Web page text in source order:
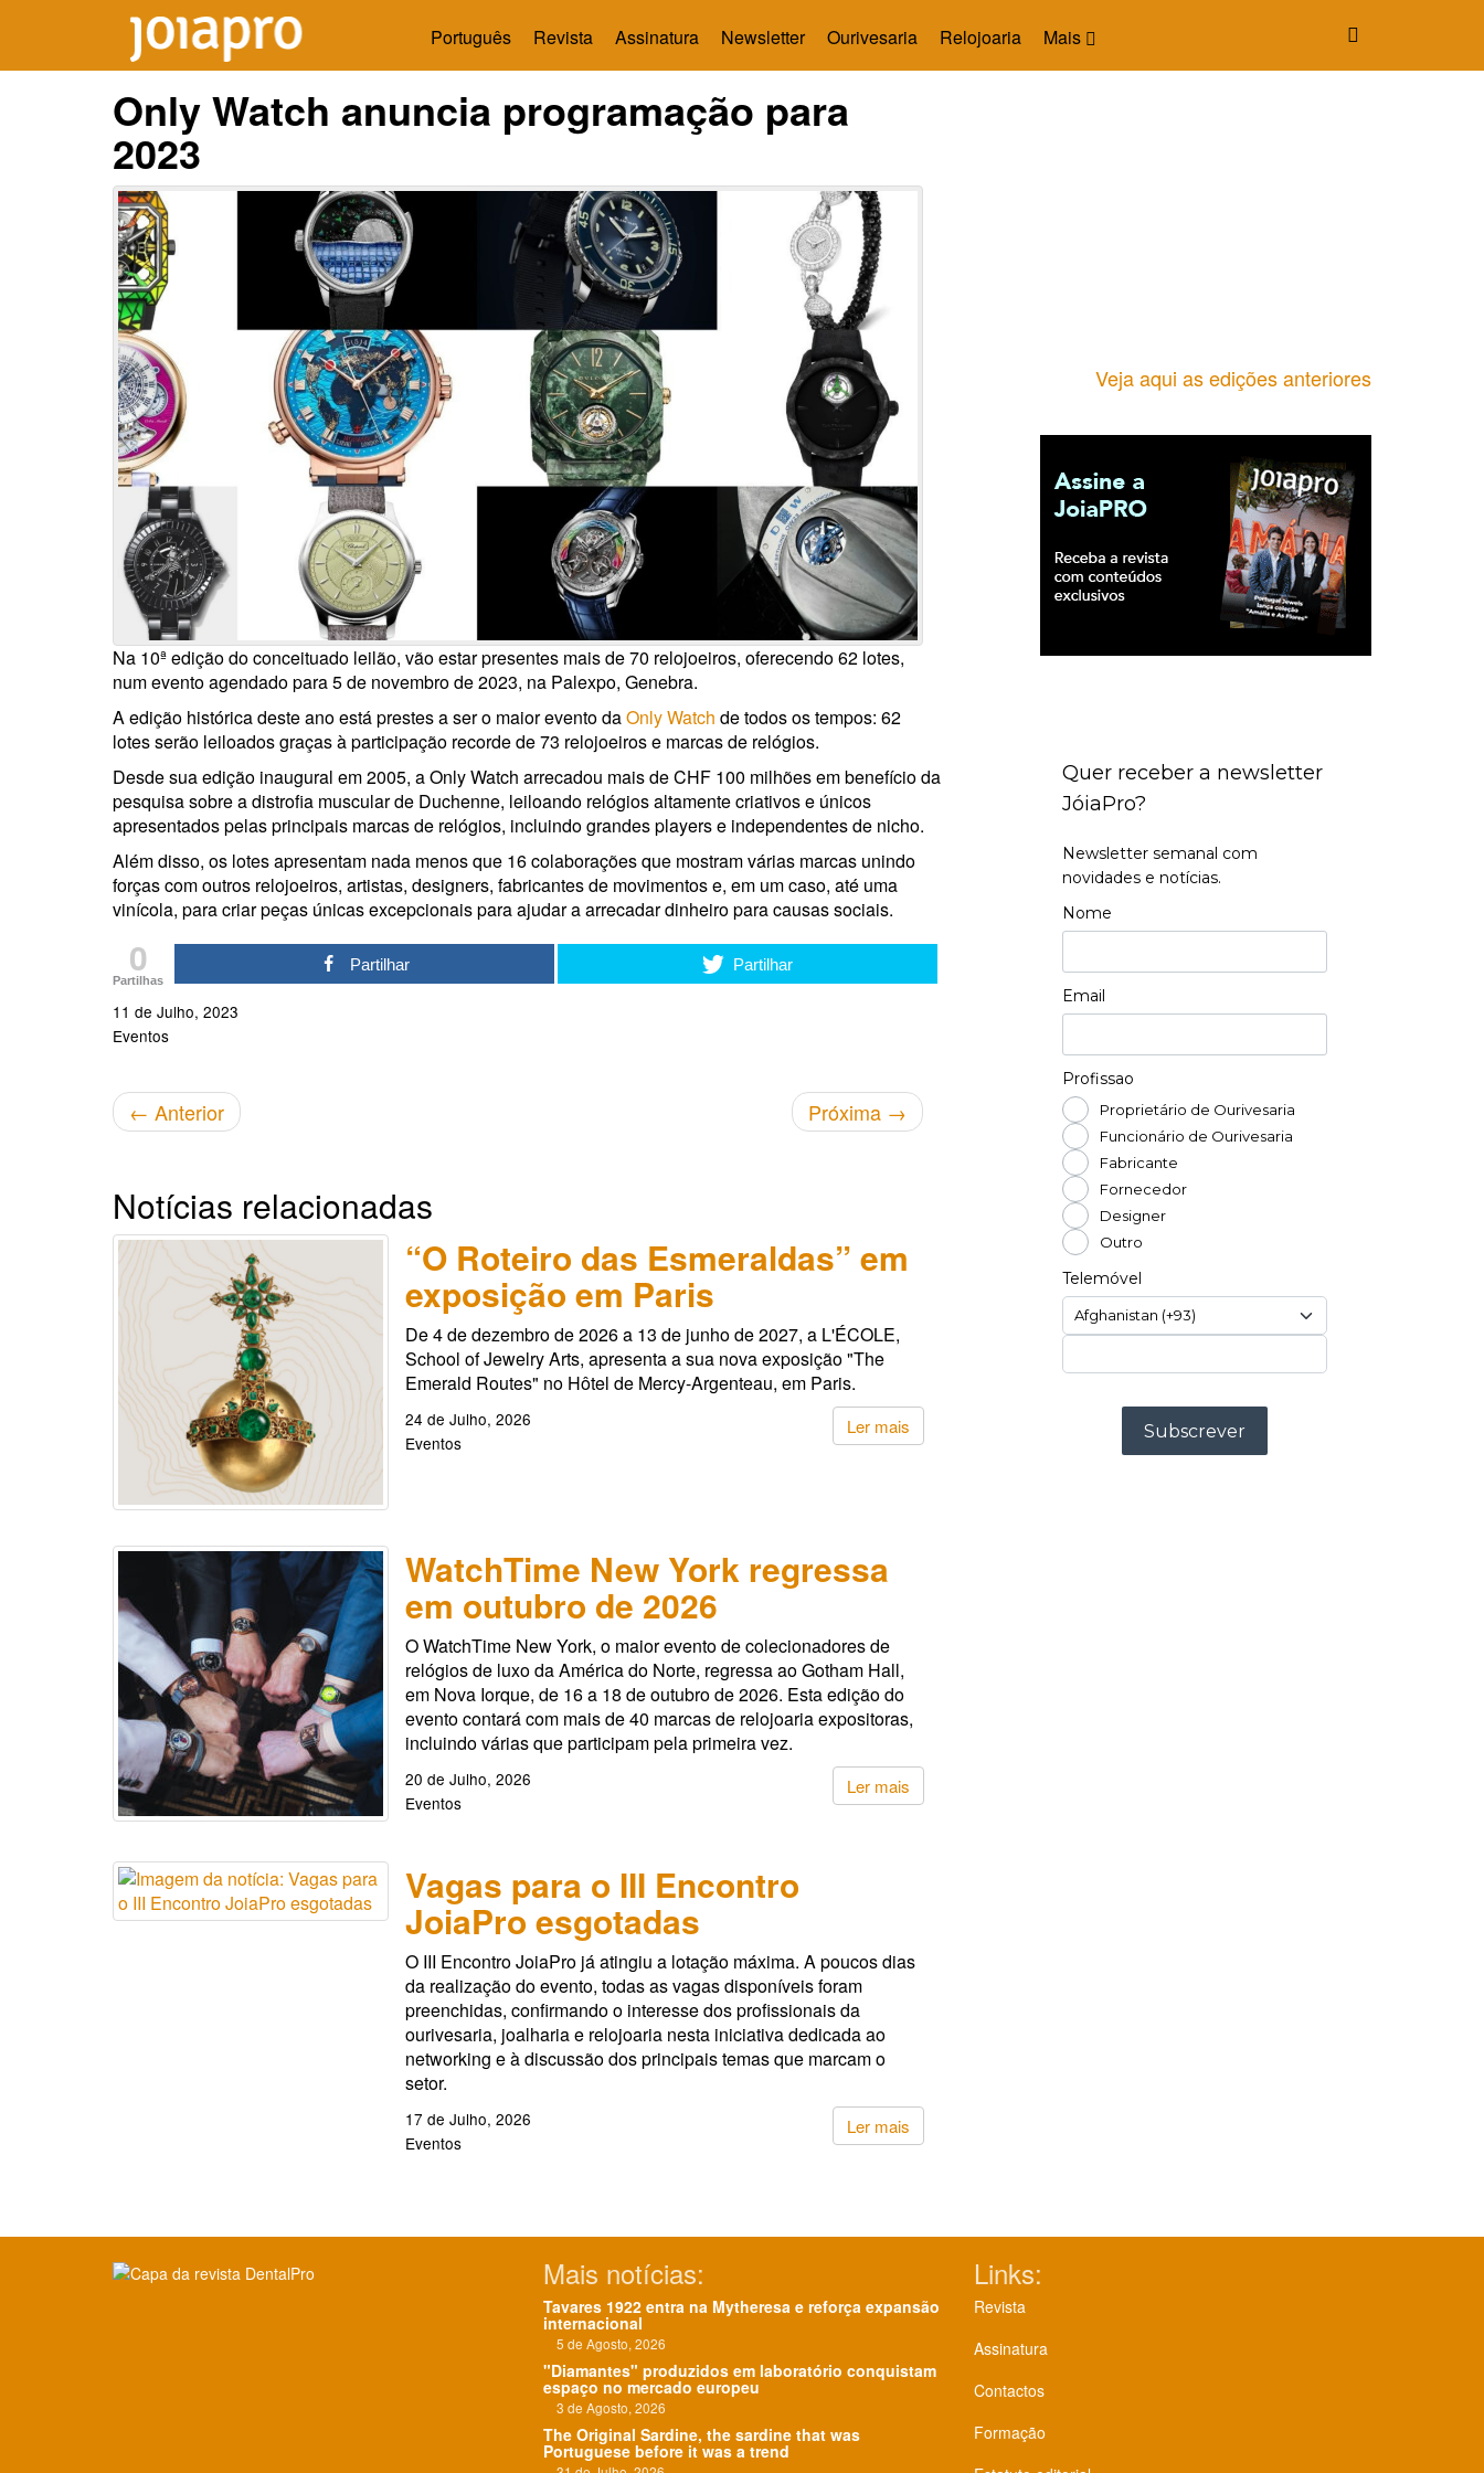
Mais
Português Revista Assinatura Newsletter Ourivesaria Relojoaria
Only Watch anuncia programação para
2023
Na 10ª edição do conceituado leilão, vão estar presentes mais de 70 relojoeiros, oferecendo 62 lotes,
num evento agendado para 5 de novembro de 2023, na Palexpo, Genebra.
A edição histórica deste ano está prestes a ser o maior evento daOnly Watch de todos os tempos: 62
lotes serão leiloados graças à participação recorde de 73 relojoeiros e marcas de relógios.
Desde sua edição inaugural em 2005, a Only Watch arrecadou mais de CHF 100 milhões em benefício da
pesquisa sobre a distrofia muscular de Duchenne, leiloando relógios altamente criativos e únicos
apresentados pelas principais marcas de relógios, incluindo grandes players e independentes de nicho.
Além disso, os lotes apresentam nada menos que 16 colaborações que mostram várias marcas unindo
forças com outros relojoeiros, artistas, designers, fabricantes de movimentos e, em um caso, até uma
vinícola, para criar peças únicas excepcionais para ajudar a arrecadar dinheiro para causas sociais.
0
Partilhas
Partilhar Partilhar
11 de Julho, 2023
Eventos
← Anterior Próxima →
Veja aqui as edições anteriores
Notícias relacionadas
“O Roteiro das Esmeraldas” em
exposição em Paris
De 4 de dezembro de 2026 a 13 de junho de 2027, a L'ÉCOLE,
School of Jewelry Arts, apresenta a sua nova exposição "The
Emerald Routes" no Hôtel de Mercy-Argenteau, em Paris.
Ler mais
24 de Julho, 2026
Eventos
WatchTime New York regressa
em outubro de 2026
O WatchTime New York, o maior evento de colecionadores de
relógios de luxo da América do Norte, regressa ao Gotham Hall,
em Nova Iorque, de 16 a 18 de outubro de 2026. Esta edição do
evento contará com mais de 40 marcas de relojoaria expositoras,
incluindo várias que participam pela primeira vez.
Ler mais
20 de Julho, 2026
Eventos
Vagas para o III Encontro
JoiaPro esgotadas
O III Encontro JoiaPro já atingiu a lotação máxima. A poucos dias
da realização do evento, todas as vagas disponíveis foram
preenchidas, confirmando o interesse dos profissionais da
ourivesaria, joalharia e relojoaria nesta iniciativa dedicada ao
networking e à discussão dos principais temas que marcam o
setor.
Ler mais
17 de Julho, 2026
Eventos
Mais notícias:
Tavares 1922 entra na Mytheresa e reforça expansão
internacional
5 de Agosto, 2026
"Diamantes" produzidos em laboratório conquistam
espaço no mercado europeu
3 de Agosto, 2026
The Original Sardine, the sardine that was
Portuguese before it was a trend
Links:
Revista
Assinatura
Contactos
Formação